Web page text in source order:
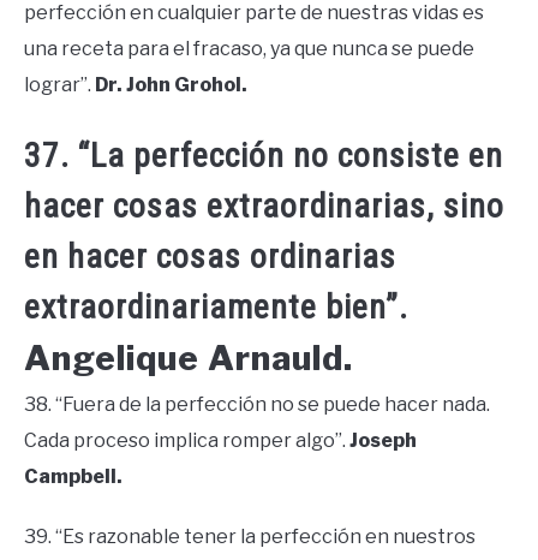
perfección en cualquier parte de nuestras vidas es
una receta para el fracaso, ya que nunca se puede
lograr”. Dr. John Grohol.
37. “La perfección no consiste en
hacer cosas extraordinarias, sino
en hacer cosas ordinarias
extraordinariamente bien”.
Angelique Arnauld.
38. “Fuera de la perfección no se puede hacer nada.
Cada proceso implica romper algo”. Joseph
Campbell.
39. “Es razonable tener la perfección en nuestros